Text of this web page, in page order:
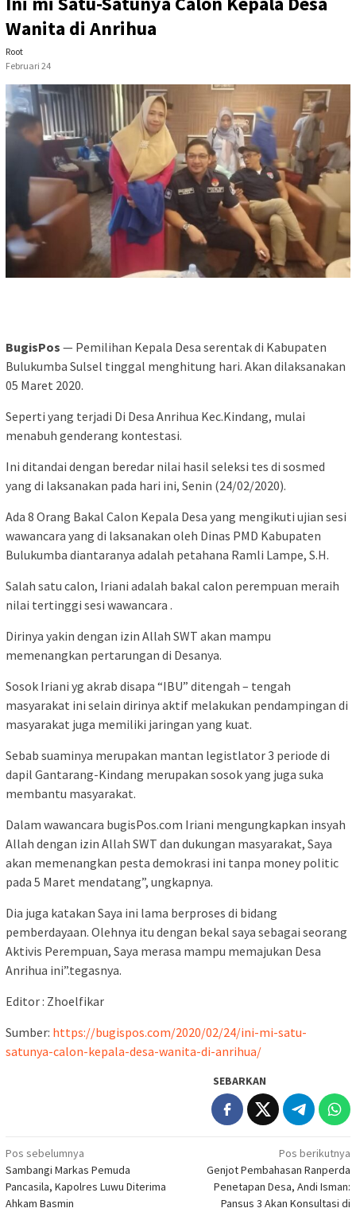
Wanita di Anrihua
Root
Februari 24
BugisPos — Pemilihan Kepala Desa serentak di Kabupaten
Bulukumba Sulsel tinggal menghitung hari. Akan dilaksanakan
05 Maret 2020.
Seperti yang terjadi Di Desa Anrihua Kec.Kindang, mulai
menabuh genderang kontestasi.
Ini ditandai dengan beredar nilai hasil seleksi tes di sosmed
yang di laksanakan pada hari ini, Senin (24/02/2020).
Ada 8 Orang Bakal Calon Kepala Desa yang mengikuti ujian sesi
wawancara yang di laksanakan oleh Dinas PMD Kabupaten
Bulukumba diantaranya adalah petahana Ramli Lampe, S.H.
Salah satu calon, Iriani adalah bakal calon perempuan meraih
nilai tertinggi sesi wawancara .
Dirinya yakin dengan izin Allah SWT akan mampu
memenangkan pertarungan di Desanya.
Sosok Iriani yg akrab disapa “IBU” ditengah – tengah
masyarakat ini selain dirinya aktif melakukan pendampingan di
masyarakat juga memiliki jaringan yang kuat.
Sebab suaminya merupakan mantan legistlator 3 periode di
dapil Gantarang-Kindang merupakan sosok yang juga suka
membantu masyarakat.
Dalam wawancara bugisPos.com Iriani mengungkapkan insyah
Allah dengan izin Allah SWT dan dukungan masyarakat, Saya
akan memenangkan pesta demokrasi ini tanpa money politic
pada 5 Maret mendatang”, ungkapnya.
Dia juga katakan Saya ini lama berproses di bidang
pemberdayaan. Olehnya itu dengan bekal saya sebagai seorang
Aktivis Perempuan, Saya merasa mampu memajukan Desa
Anrihua ini”.tegasnya.
Editor : Zhoelfikar
Sumber: https://bugispos.com/2020/02/24/ini-mi-satu-
satunya-calon-kepala-desa-wanita-di-anrihua/
SEBARKAN
Navigasi
pos
Pos sebelumnya
Sambangi Markas Pemuda
Pancasila, Kapolres Luwu Diterima
Ahkam Basmin
Pos berikutnya
Genjot Pembahasan Ranperda
Penetapan Desa, Andi Isman:
Pansus 3 Akan Konsultasi di